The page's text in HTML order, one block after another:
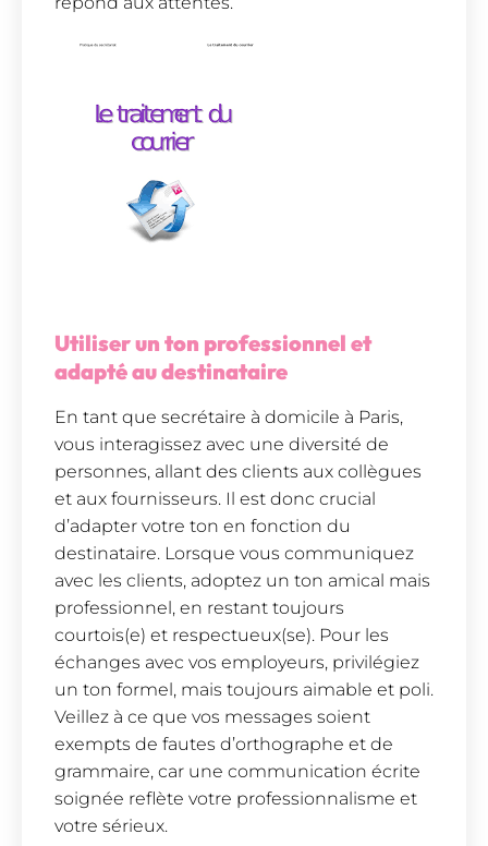
Utiliser un ton professionnel et
adapté au destinataire
En tant que secrétaire à domicile à Paris,
vous interagissez avec une diversité de
personnes, allant des clients aux collègues
et aux fournisseurs. Il est donc crucial
d’adapter votre ton en fonction du
destinataire. Lorsque vous communiquez
avec les clients, adoptez un ton amical mais
professionnel, en restant toujours
courtois(e) et respectueux(se). Pour les
échanges avec vos employeurs, privilégiez
un ton formel, mais toujours aimable et poli.
Veillez à ce que vos messages soient
exempts de fautes d’orthographe et de
grammaire, car une communication écrite
soignée reflète votre professionnalisme et
votre sérieux.